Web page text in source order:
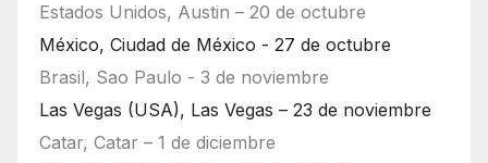
Estados Unidos, Austin – 20 de octubre
México, Ciudad de México - 27 de octubre
Brasil, Sao Paulo - 3 de noviembre
Las Vegas (USA), Las Vegas – 23 de noviembre
Catar, Catar – 1 de diciembre